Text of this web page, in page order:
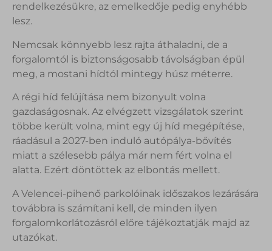
rendelkezésükre, az emelkedője pedig enyhébb
lesz.
Nemcsak könnyebb lesz rajta áthaladni, de a
forgalomtól is biztonságosabb távolságban épül
meg, a mostani hídtól mintegy húsz méterre.
A régi híd felújítása nem bizonyult volna
gazdaságosnak. Az elvégzett vizsgálatok szerint
többe került volna, mint egy új híd megépítése,
ráadásul a 2027-ben induló autópálya-bővítés
miatt a szélesebb pálya már nem fért volna el
alatta. Ezért döntöttek az elbontás mellett.
A Velencei-pihenő parkolóinak időszakos lezárására
továbbra is számítani kell, de minden ilyen
forgalomkorlátozásról előre tájékoztatják majd az
utazókat.